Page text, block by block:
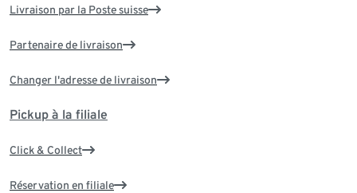
Livraison par la Poste suisse
Partenaire de livraison
Changer l'adresse de livraison
Pickup à la filiale
Click & Collect
Réservation en filiale